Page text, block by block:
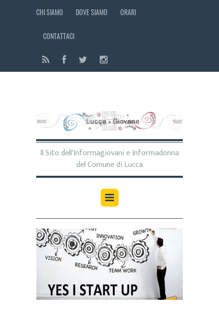
CHI SIAMO DOVE SIAMO ORARI
CONTATTACI
Il Sito dell'Informagiovani e Informadonna
del Comune di Lucca